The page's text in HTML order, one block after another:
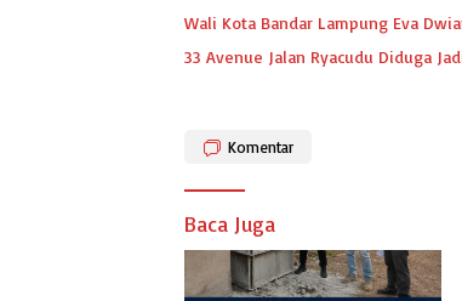
Wali Kota Bandar Lampung Eva
33 Avenue Jalan Ryacudu Diduga
Komentar
Baca Juga